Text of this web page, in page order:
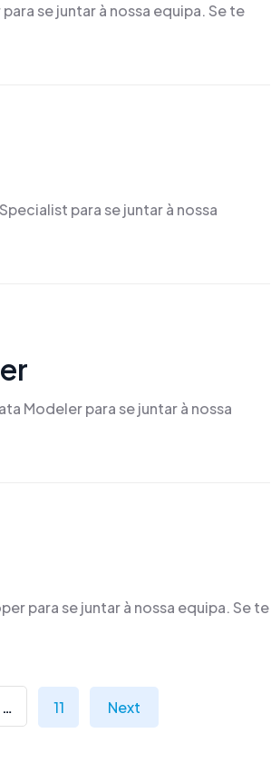
se juntar à nossa equipa. Se te
para se juntar à nossa
Modeler para se juntar à nossa
para se juntar à nossa equipa. Se te
… 11 Next